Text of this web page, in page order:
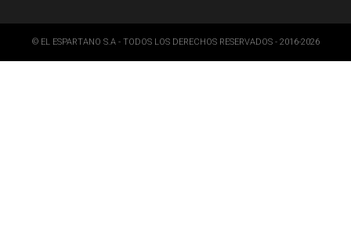
© EL ESPARTANO S.A - TODOS LOS DERECHOS RESERVADOS - 2016-2026